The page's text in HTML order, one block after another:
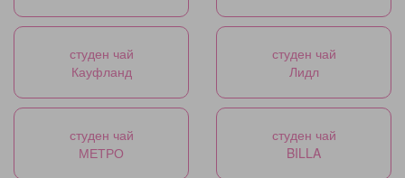
студен чай
Кауфланд
студен чай
Лидл
студен чай
МЕТРО
студен чай
BILLA